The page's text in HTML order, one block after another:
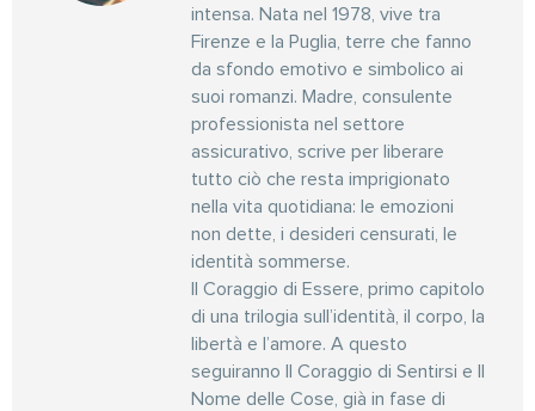
intensa. Nata nel 1978, vive tra
Firenze e la Puglia, terre che fanno
da sfondo emotivo e simbolico ai
suoi romanzi. Madre, consulente
professionista nel settore
assicurativo, scrive per liberare
tutto ciò che resta imprigionato
nella vita quotidiana: le emozioni
non dette, i desideri censurati, le
identità sommerse.
Il Coraggio di Essere, primo capitolo
di una trilogia sull’identità, il corpo, la
libertà e l’amore. A questo
seguiranno Il Coraggio di Sentirsi e Il
Nome delle Cose, già in fase di